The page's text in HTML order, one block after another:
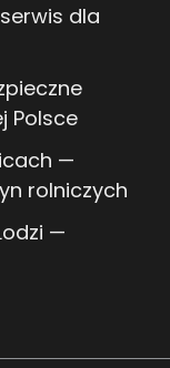
dla
Polsce
—
rolniczych
—